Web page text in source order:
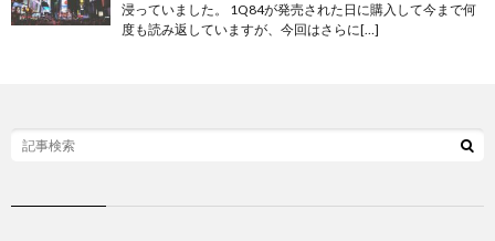
浸っていました。 1Q84が発売された日に購入して今まで何
度も読み返していますが、今回はさらに[…]